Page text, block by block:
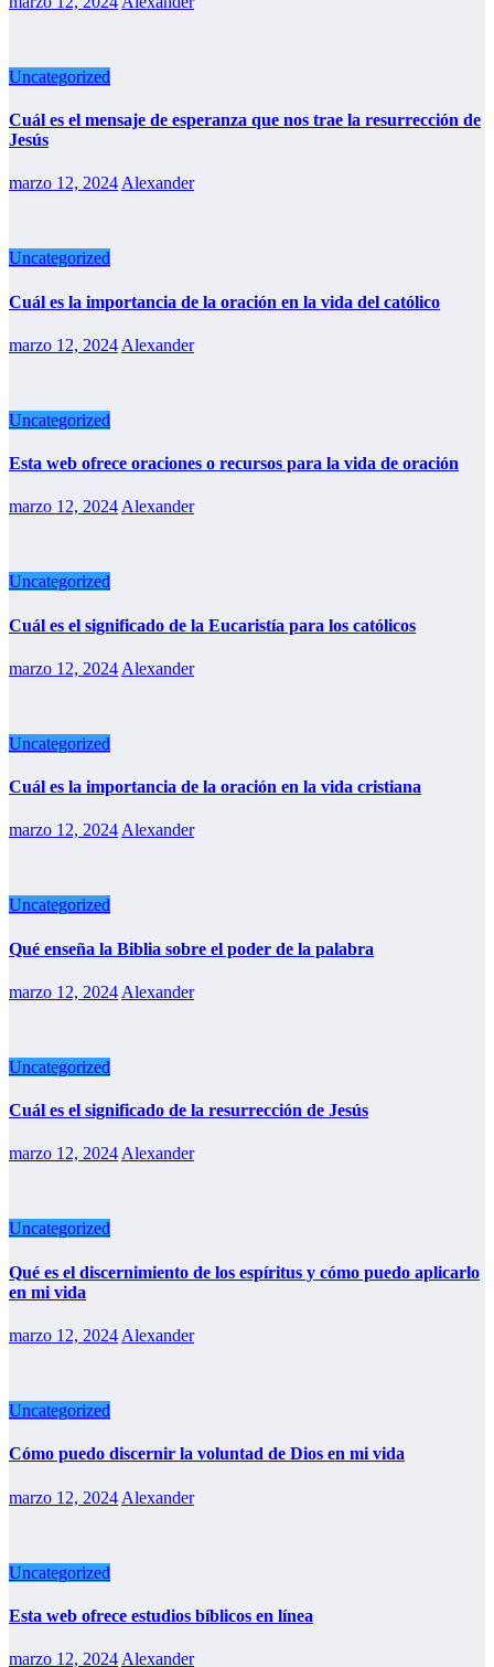
Uncategorized
Cuál es el mensaje de esperanza que nos trae la resurrección de
Jesús
marzo 12, 2024 Alexander
Uncategorized
Cuál es la importancia de la oración en la vida del católico
marzo 12, 2024 Alexander
Uncategorized
Esta web ofrece oraciones o recursos para la vida de oración
marzo 12, 2024 Alexander
Uncategorized
Cuál es el significado de la Eucaristía para los católicos
marzo 12, 2024 Alexander
Uncategorized
Cuál es la importancia de la oración en la vida cristiana
marzo 12, 2024Alexander
Uncategorized
Qué enseña la Biblia sobre el poder de la palabra
marzo 12, 2024 Alexander
Uncategorized
Cuál es el significado de la resurrección de Jesús
marzo 12, 2024Alexander
Uncategorized
Qué es el discernimiento de los espíritus y cómo puedo aplicarlo
en mi vida
marzo 12, 2024 Alexander
Uncategorized
Cómo puedo discernir la voluntad de Dios en mi vida
marzo 12, 2024 Alexander
Uncategorized
Esta web ofrece estudios bíblicos en línea
marzo 12, 2024 Alexander